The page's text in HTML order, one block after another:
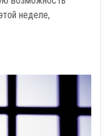
неделе,